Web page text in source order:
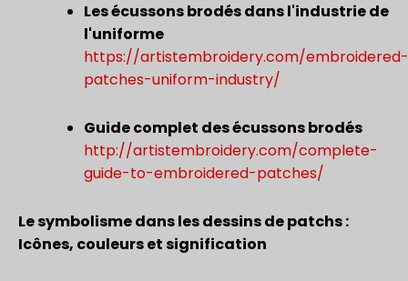
Les écussons brodés dans l'industrie de
l'uniforme
https://artistembroidery.com/embroidered-
patches-uniform-industry/
Guide complet des écussons brodés
http://artistembroidery.com/complete-
guide-to-embroidered-patches/
Le symbolisme dans les dessins de patchs :
Icônes, couleurs et signification